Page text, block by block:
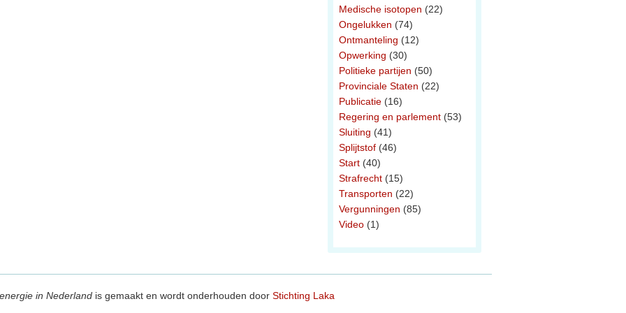
Medische isotopen (22)
Ongelukken (74)
Ontmanteling (12)
Opwerking (30)
Politieke partijen (50)
Provinciale Staten (22)
Publicatie (16)
Regering en parlement (53)
Sluiting (41)
Splijtstof (46)
Start (40)
Strafrecht (15)
Transporten (22)
Vergunningen (85)
Video (1)
in Nederland is gemaakt en wordt onderhouden door Stichting Laka